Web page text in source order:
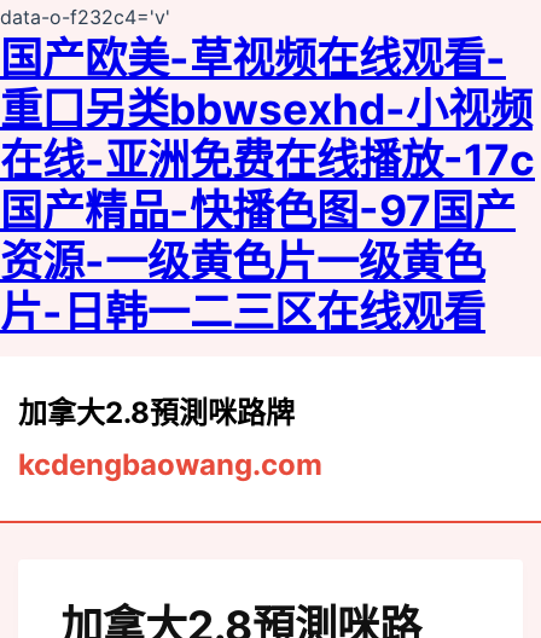
data-o-f232c4='v'
国产欧美-草视频在线观看-
重囗另类bbwseⅹhd-小视频
在线-亚洲免费在线播放-17c
国产精品-快播色图-97国产
资源-一级黄色片一级黄色
片-日韩一二三区在线观看
加拿大2.8預測咪路牌
kcdengbaowang.com
加拿大2.8預測咪路